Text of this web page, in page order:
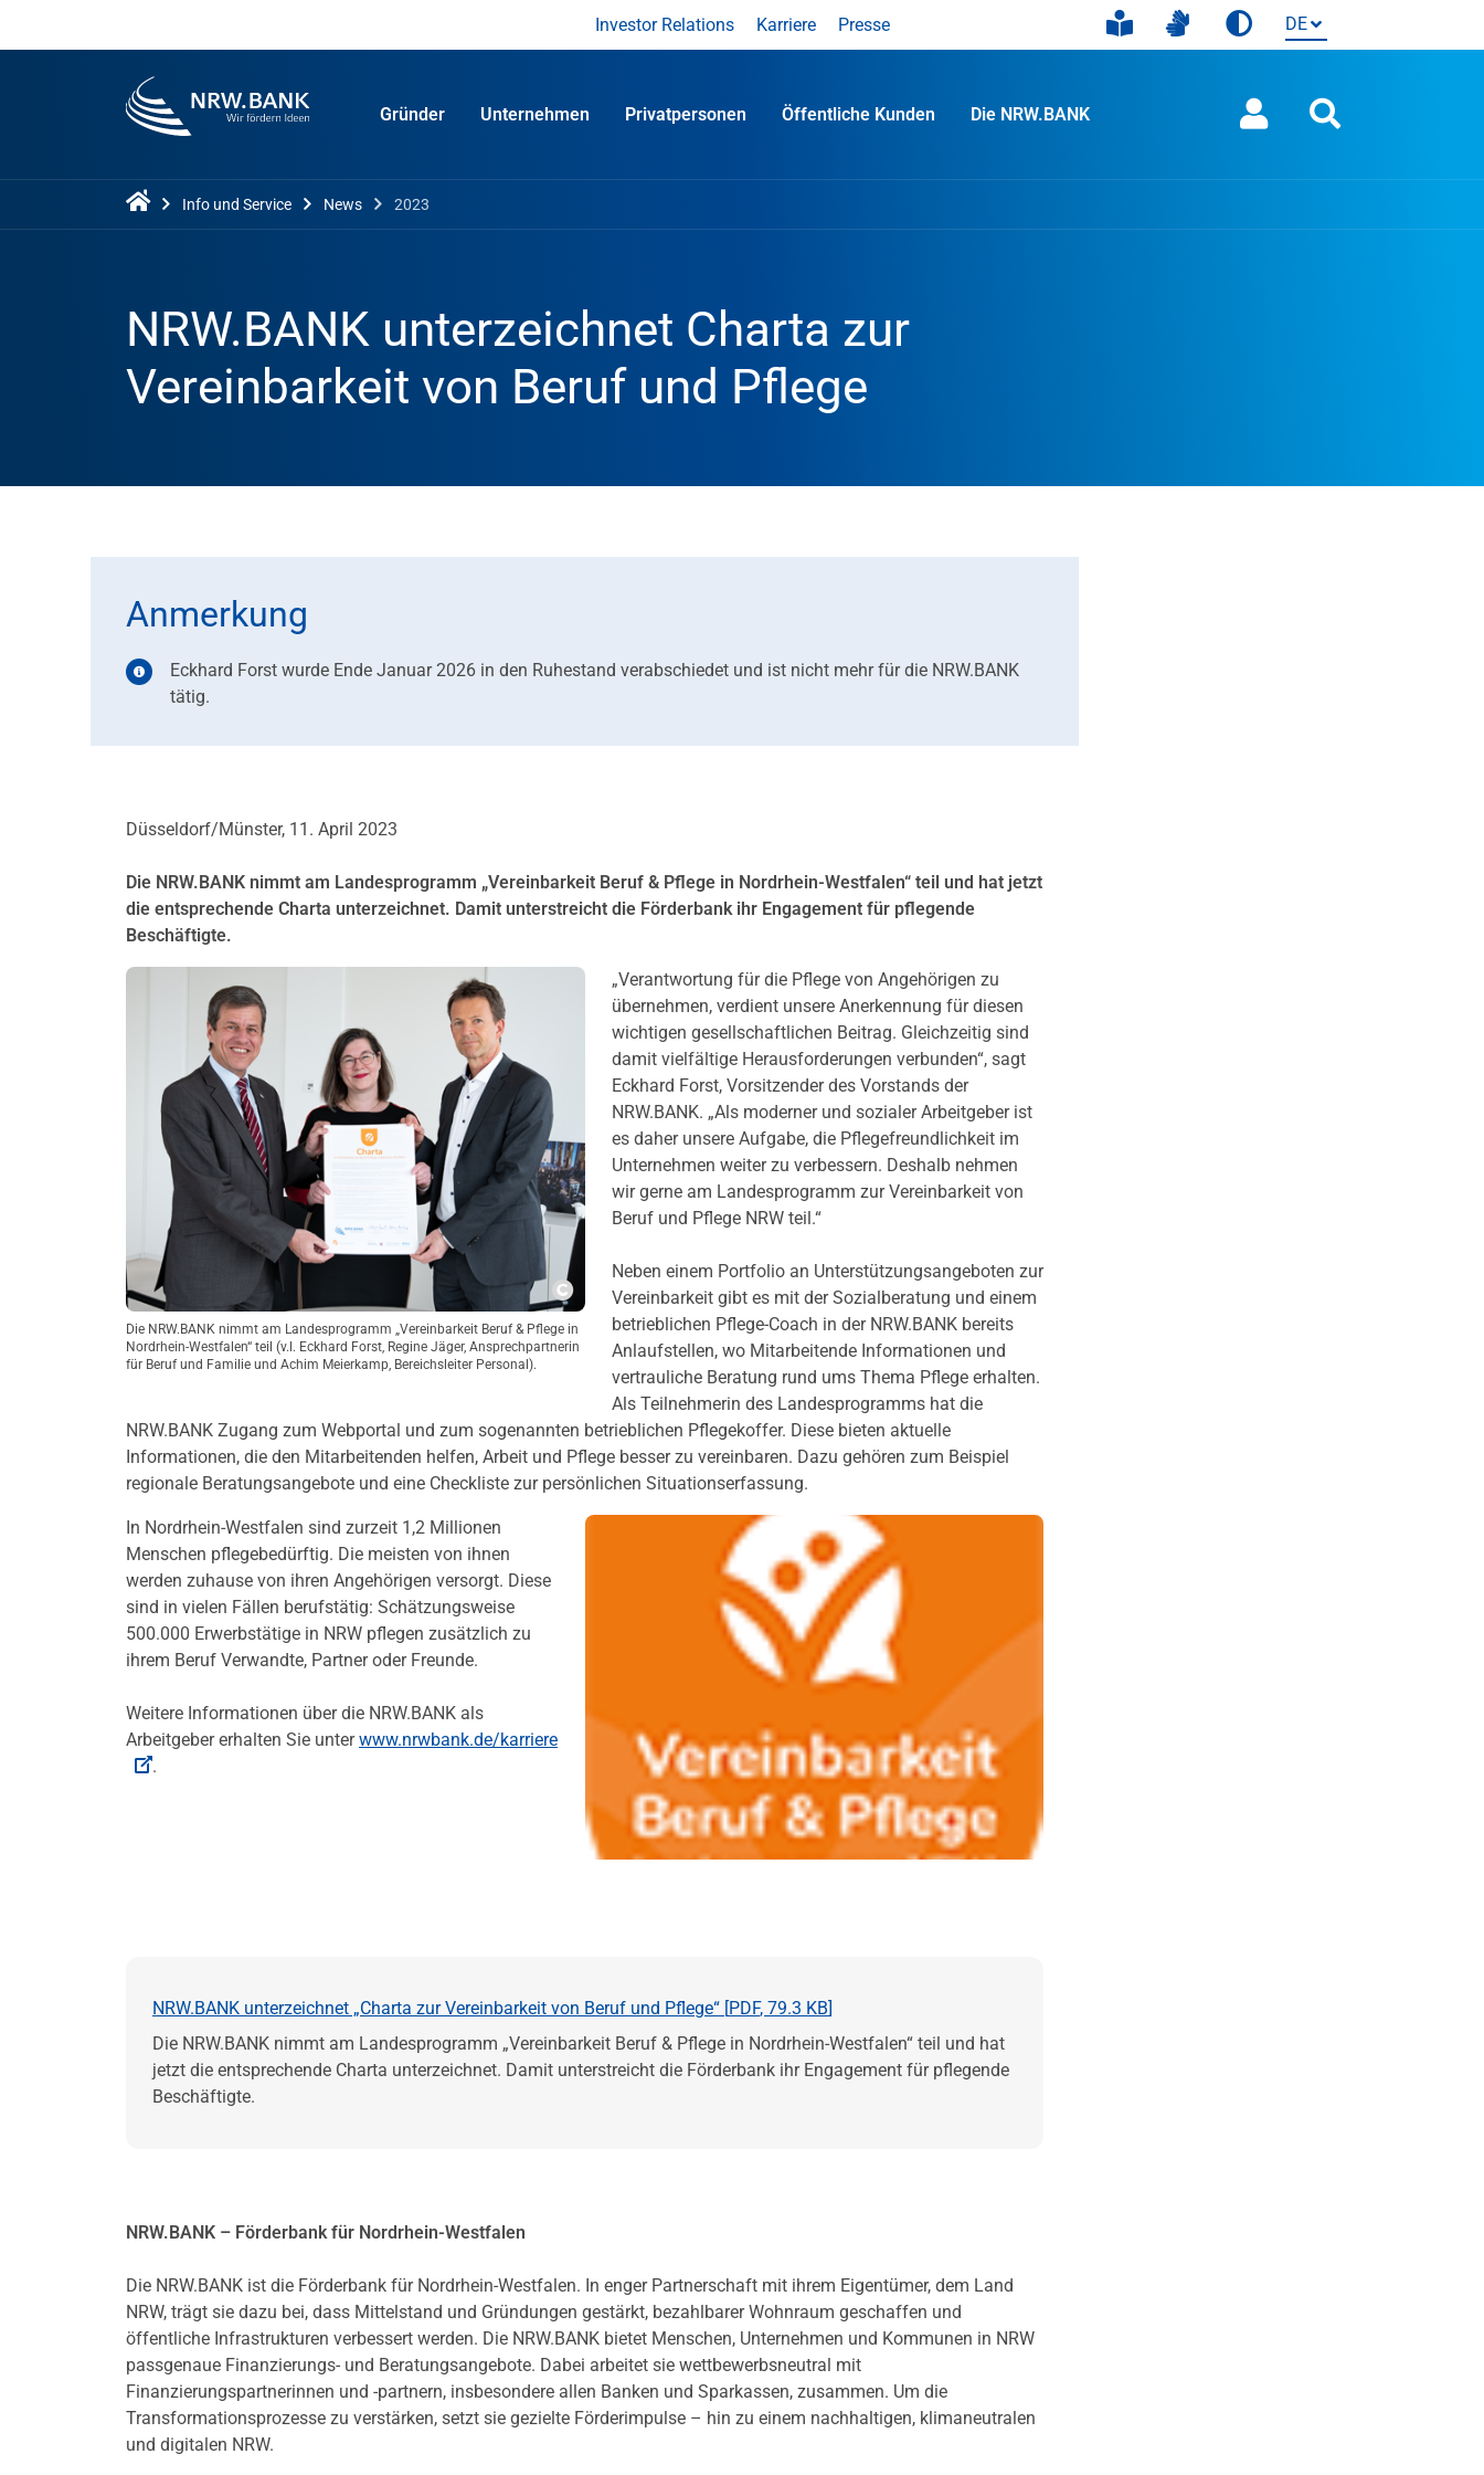
Investor Relations Karriere Presse
Gründer Unternehmen Privatpersonen Öffentliche Kunden Die NRW.BANK
Info und Service News 2023
NRW.BANK unterzeichnet Charta zur
Vereinbarkeit von Beruf und Pflege
Anmerkung
Eckhard Forst wurde Ende Januar 2026 in den Ruhestand verabschiedet und ist nicht mehr für die NRW.BANK
tätig.
Düsseldorf/Münster, 11. April 2023
Die NRW.BANK nimmt am Landesprogramm „Vereinbarkeit Beruf & Pflege in Nordrhein-Westfalen“ teil und hat jetzt
die entsprechende Charta unterzeichnet. Damit unterstreicht die Förderbank ihr Engagement für pflegende
Beschäftigte.
Copyright
Die NRW.BANK nimmt am Landesprogramm „Vereinbarkeit Beruf & Pflege in
Nordrhein-Westfalen“ teil (v.l. Eckhard Forst, Regine Jäger, Ansprechpartnerin
für Beruf und Familie und Achim Meierkamp, Bereichsleiter Personal).
„Verantwortung für die Pflege von Angehörigen zu
übernehmen, verdient unsere Anerkennung für diesen
wichtigen gesellschaftlichen Beitrag. Gleichzeitig sind
damit vielfältige Herausforderungen verbunden“, sagt
Eckhard Forst, Vorsitzender des Vorstands der
NRW.BANK. „Als moderner und sozialer Arbeitgeber ist
es daher unsere Aufgabe, die Pflegefreundlichkeit im
Unternehmen weiter zu verbessern. Deshalb nehmen
wir gerne am Landesprogramm zur Vereinbarkeit von
Beruf und Pflege NRW teil.“
Neben einem Portfolio an Unterstützungsangeboten zur
Vereinbarkeit gibt es mit der Sozialberatung und einem
betrieblichen Pflege-Coach in der NRW.BANK bereits
Anlaufstellen, wo Mitarbeitende Informationen und
vertrauliche Beratung rund ums Thema Pflege erhalten.
Als Teilnehmerin des Landesprogramms hat die
NRW.BANK Zugang zum Webportal und zum sogenannten betrieblichen Pflegekoffer. Diese bieten aktuelle
Informationen, die den Mitarbeitenden helfen, Arbeit und Pflege besser zu vereinbaren. Dazu gehören zum Beispiel
regionale Beratungsangebote und eine Checkliste zur persönlichen Situationserfassung.
In Nordrhein-Westfalen sind zurzeit 1,2 Millionen
Menschen pflegebedürftig. Die meisten von ihnen
werden zuhause von ihren Angehörigen versorgt. Diese
sind in vielen Fällen berufstätig: Schätzungsweise
500.000 Erwerbstätige in NRW pflegen zusätzlich zu
ihrem Beruf Verwandte, Partner oder Freunde.
Weitere Informationen über die NRW.BANK als
Arbeitgeber erhalten Sie unterwww.nrwbank.de/karriere
.
NRW.BANK unterzeichnet „Charta zur Vereinbarkeit von Beruf und Pflege“ [PDF, 79.3 KB]
Die NRW.BANK nimmt am Landesprogramm „Vereinbarkeit Beruf & Pflege in Nordrhein-Westfalen“ teil und hat
jetzt die entsprechende Charta unterzeichnet. Damit unterstreicht die Förderbank ihr Engagement für pflegende
Beschäftigte.
NRW.BANK – Förderbank für Nordrhein-Westfalen
Die NRW.BANK ist die Förderbank für Nordrhein-Westfalen. In enger Partnerschaft mit ihrem Eigentümer, dem Land
NRW, trägt sie dazu bei, dass Mittelstand und Gründungen gestärkt, bezahlbarer Wohnraum geschaffen und
öffentliche Infrastrukturen verbessert werden. Die NRW.BANK bietet Menschen, Unternehmen und Kommunen in NRW
passgenaue Finanzierungs- und Beratungsangebote. Dabei arbeitet sie wettbewerbsneutral mit
Finanzierungspartnerinnen und -partnern, insbesondere allen Banken und Sparkassen, zusammen. Um die
Transformationsprozesse zu verstärken, setzt sie gezielte Förderimpulse – hin zu einem nachhaltigen, klimaneutralen
und digitalen NRW.